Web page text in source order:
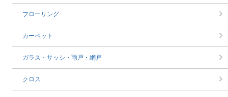
フローリング
カーペット
ガラス・サッシ・雨戸・網戸
クロス